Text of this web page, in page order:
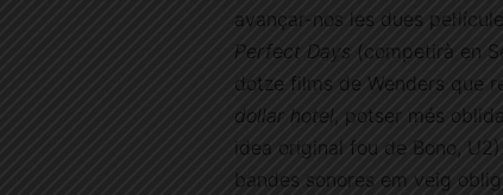
avançar-nos les dues
Perfect Days (competirà en
dotze films de Wenders que
dollar hotel, potser més
idea original fou de Bono,
bandes sonores em veig